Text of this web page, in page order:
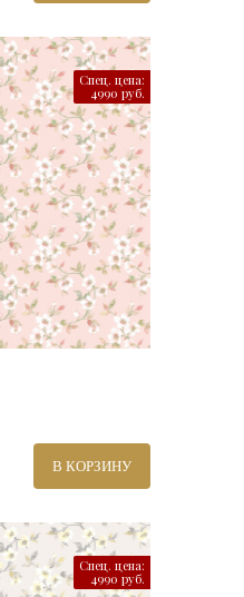
Спец. цена:
4990 руб.
В КОРЗИНУ
Спец. цена:
4990 руб.